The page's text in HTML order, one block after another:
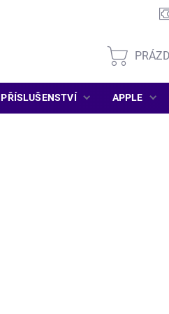
PŘÍSLUŠENSTVÍ APPLE